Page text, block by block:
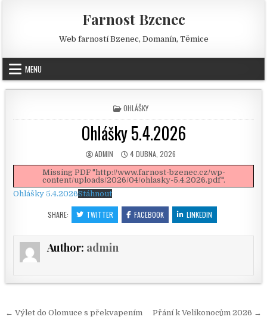
Farnost Bzenec
Web farností Bzenec, Domanín, Těmice
MENU
POSTED IN
OHLÁŠKY
Ohlášky 5.4.2026
AUTHOR:
ADMIN PUBLISHED DATE:
4 DUBNA, 2026
Missing PDF "http://www.farnost-bzenec.cz/wp-
content/uploads/2026/04/ohlasky-5.4.2026.pdf".
Ohlášky 5.4.2026Stáhnout
SHARE: TWITTER FACEBOOK LINKEDIN
Author: admin
Navigace pro příspěvekPřání k Velikonocům 2026 →
← Výlet do Olomuce s překvapením